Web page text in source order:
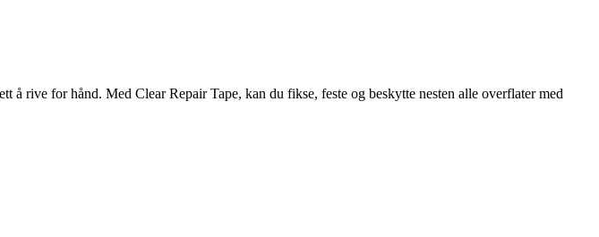
rive for hånd. Med Clear Repair Tape, kan du fikse, feste og beskytte nesten alle overflater med